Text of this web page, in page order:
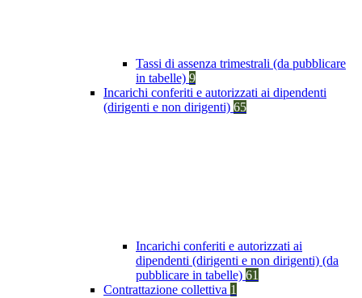
Tassi di assenza trimestrali (da pubblicare
in tabelle) 9
Incarichi conferiti e autorizzati ai dipendenti
(dirigenti e non dirigenti) 65
Incarichi conferiti e autorizzati ai
dipendenti (dirigenti e non dirigenti) (da
pubblicare in tabelle) 61
Contrattazione collettiva 1